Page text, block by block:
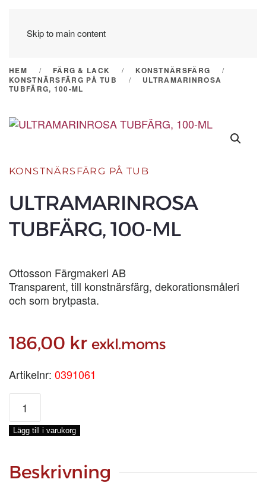
Skip to main content
HEM FÄRG & LACK
KONSTNÄRSFÄRG
KONSTNÄRSFÄRG PÅ TUB
ULTRAMARINROSA
TUBFÄRG, 100-ML
KONSTNÄRSFÄRG PÅ TUB
ULTRAMARINROSA
TUBFÄRG, 100-ML
Ottosson Färgmakeri AB
Transparent, till konstnärsfärg, dekorationsmåleri
och som brytpasta.
186,00 kr exkl.moms
Artikelnr: 0391061
ULTRAMARINROSA
TUBFÄRG,
100-
ML
Lägg till i varukorg
Beskrivning